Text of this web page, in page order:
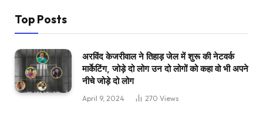
Top Posts
अरविंद केजरीवाल ने तिहाड़ जेल में शुरू की नेटवर्क
मार्केटिंग, जोड़े दो लोग उन दो लोगों को कहा वो भी अपने
नीचे जोड़े दो लोग
April 9, 2024 270 Views